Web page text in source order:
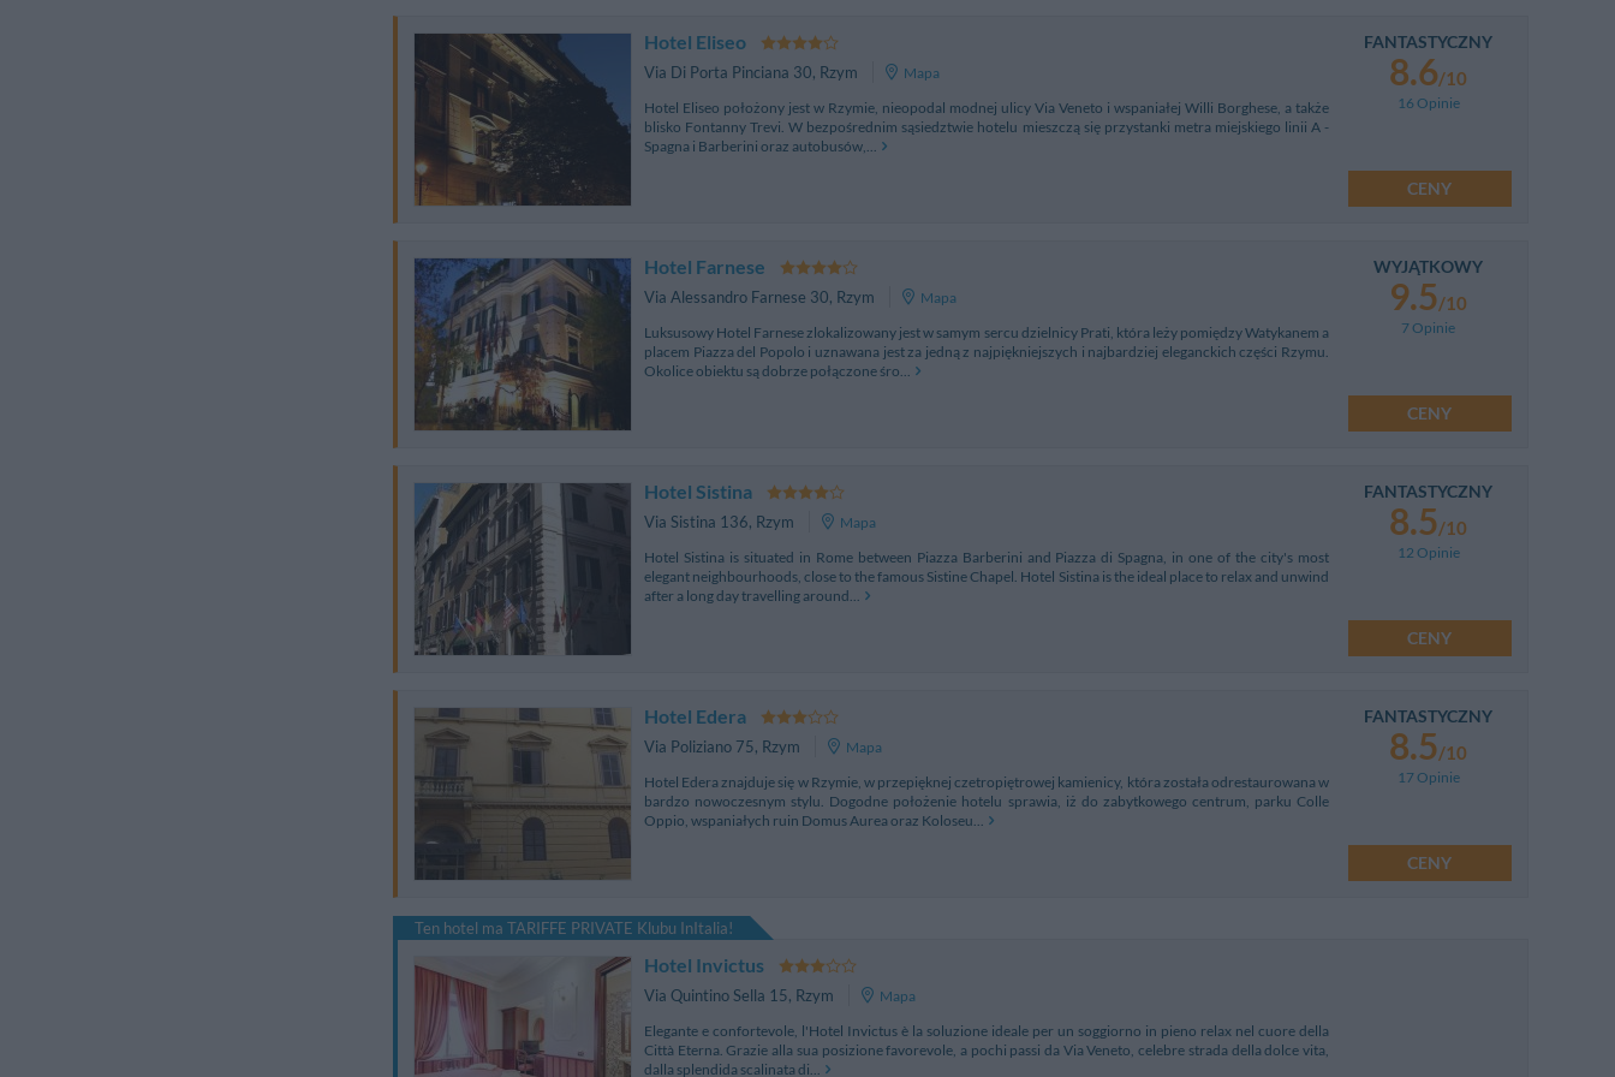
Hotel Eliseo
Via Di Porta Pinciana 30, Rzym
Mapa
Hotel Eliseo położony jest w Rzymie, nieopodal modnej ulicy Via Veneto i wspaniałej Willi Borghese, a także
blisko Fontanny Trevi. W bezpośrednim sąsiedztwie hotelu mieszczą się przystanki metra miejskiego linii A -
Spagna i Barberini oraz autobusów,...
FANTASTYCZNY
8.6/10
16 Opinie
CENY
Hotel Farnese
Via Alessandro Farnese 30, Rzym
Mapa
Luksusowy Hotel Farnese zlokalizowany jest w samym sercu dzielnicy Prati, która leży pomiędzy Watykanem a
placem Piazza del Popolo i uznawana jest za jedną z najpiękniejszych i najbardziej eleganckich części Rzymu.
Okolice obiektu są dobrze połączone śro...
WYJĄTKOWY
9.5/10
7 Opinie
CENY
Hotel Sistina
Via Sistina 136, Rzym
Mapa
Hotel Sistina is situated in Rome between Piazza Barberini and Piazza di Spagna, in one of the city's most
elegant neighbourhoods, close to the famous Sistine Chapel. Hotel Sistina is the ideal place to relax and unwind
after a long day travelling around...
FANTASTYCZNY
8.5/10
12 Opinie
CENY
Hotel Edera
Via Poliziano 75, Rzym
Mapa
Hotel Edera znajduje się w Rzymie, w przepięknej czetropiętrowej kamienicy, która została odrestaurowana w
bardzo nowoczesnym stylu. Dogodne położenie hotelu sprawia, iż do zabytkowego centrum, parku Colle
Oppio, wspaniałych ruin Domus Aurea oraz Koloseu...
FANTASTYCZNY
8.5/10
17 Opinie
CENY
Ten hotel ma TARIFFE PRIVATE Klubu InItalia!
Hotel Invictus
Via Quintino Sella 15, Rzym
Mapa
Elegante e confortevole, l'Hotel Invictus è la soluzione ideale per un soggiorno in pieno relax nel cuore della
Città Eterna. Grazie alla sua posizione favorevole, a pochi passi da Via Veneto, celebre strada della dolce vita,
dalla splendida scalinata di...